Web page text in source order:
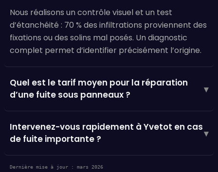
Nous réalisons un contrôle visuel et un test
d’étanchéité : 70 % des infiltrations proviennent des
fixations ou des solins mal posés. Un diagnostic
complet permet d’identifier précisément l’origine.
Quel est le tarif moyen pour la réparation
d’une fuite sous panneaux ?
▾
Intervenez-vous rapidement à Yvetot en cas
de fuite importante ?
▾
Dernière mise à jour : mars 2026